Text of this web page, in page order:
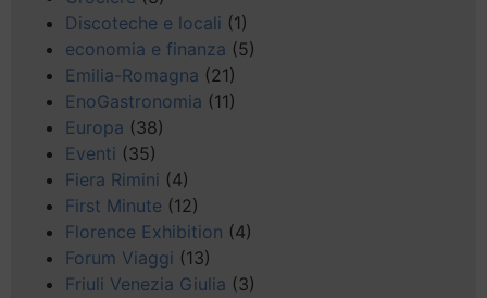
Discoteche e locali (1)
economia e finanza (5)
Emilia-Romagna (21)
EnoGastronomia (11)
Europa (38)
Eventi (35)
Fiera Rimini (4)
First Minute (12)
Florence Exhibition (4)
Forum Viaggi (13)
Friuli Venezia Giulia (3)